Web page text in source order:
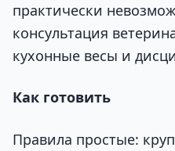
практически
консультация
кухонные весы и
Как готовить
Правила простые: